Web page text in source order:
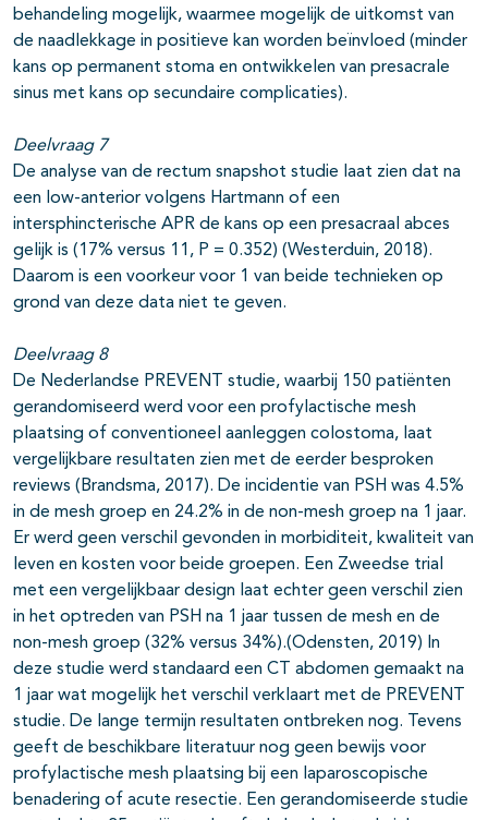
behandeling mogelijk, waarmee mogelijk de uitkomst van
de naadlekkage in positieve kan worden beïnvloed (minder
kans op permanent stoma en ontwikkelen van presacrale
sinus met kans op secundaire complicaties).
Deelvraag 7
De analyse van de rectum snapshot studie laat zien dat na
een low-anterior volgens Hartmann of een
intersphincterische APR de kans op een presacraal abces
gelijk is (17% versus 11, P = 0.352) (Westerduin, 2018).
Daarom is een voorkeur voor 1 van beide technieken op
grond van deze data niet te geven.
Deelvraag 8
De Nederlandse PREVENT studie, waarbij 150 patiënten
gerandomiseerd werd voor een profylactische mesh
plaatsing of conventioneel aanleggen colostoma, laat
vergelijkbare resultaten zien met de eerder besproken
reviews (Brandsma, 2017). De incidentie van PSH was 4.5%
in de mesh groep en 24.2% in de non-mesh groep na 1 jaar.
Er werd geen verschil gevonden in morbiditeit, kwaliteit van
leven en kosten voor beide groepen. Een Zweedse trial
met een vergelijkbaar design laat echter geen verschil zien
in het optreden van PSH na 1 jaar tussen de mesh en de
non-mesh groep (32% versus 34%).(Odensten, 2019) In
deze studie werd standaard een CT abdomen gemaakt na
1 jaar wat mogelijk het verschil verklaart met de PREVENT
studie. De lange termijn resultaten ontbreken nog. Tevens
geeft de beschikbare literatuur nog geen bewijs voor
profylactische mesh plaatsing bij een laparoscopische
benadering of acute resectie. Een gerandomiseerde studie